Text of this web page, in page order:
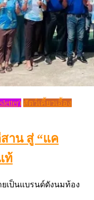
สัตว์เคี้ยวเอื้อง
าน สู่ “แค
ท้
เป็นแบรนด์ดังนมท้อง